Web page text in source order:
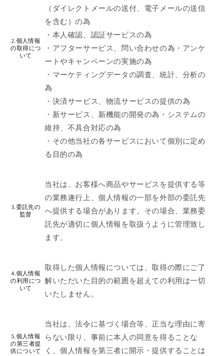
2.個人情報
の取得につ
いて
（ダイレクトメールの送付、電子メールの送信
を含む）の為
・本人確認、認証サービスの為
・アフターサービス、問い合わせの為・アンケ
ートやキャンペーンの実施の為
・マーケティングデータの調査、統計、分析の
為
・決済サービス、物流サービスの提供の為
・新サービス、新機能の開発の為・システムの
維持、不具合対応の為
・その他当社の各サービスにおいて個別に定め
る目的の為
3.委託先の
監督
当社は、お客様へ商品やサービスを提供する等
の業務遂行上、個人情報の一部を外部の委託先
へ提供する場合があります。その場合、業務委
託先が適切に個人情報を取扱うように管理致し
ます。
4.個人情報
の利用につ
いて
取得した個人情報については、取得の際にご了
解いただいた目的の範囲を超えての利用は一切
いたしません。
5.個人情報
の第三者提
供について
当社は、法令に基づく場合等、正当な理由に寄
らない限り、事前に本人の同意を得ることな
く、個人情報を第三者に開示・提供することは